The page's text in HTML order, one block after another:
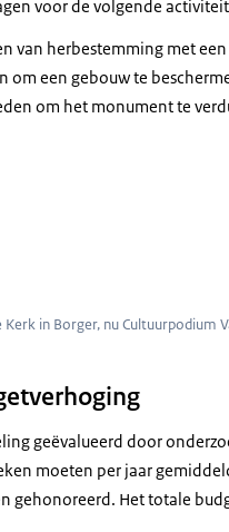
voor de volgende
van herbestemming met
om een gebouw te
om het monument te
in Borger die een nieuwe
in Borger, nu Cultuurpodium
geëvalueerd door
moeten per jaar
gehonoreerd. Het totale